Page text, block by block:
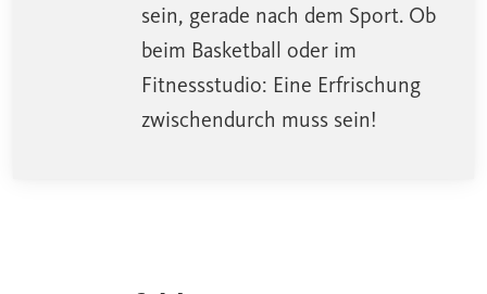
sein, gerade nach dem Sport. Ob
beim Basketball oder im
Fitnessstudio: Eine Erfrischung
zwischendurch muss sein!